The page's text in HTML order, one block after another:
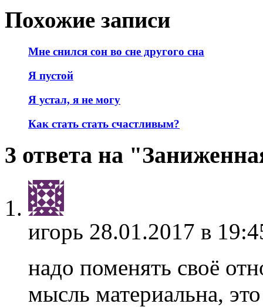
Похожие записи
Мне снился сон во сне другого сна
Я пустой
Я устал, я не могу
Как стать стать счастливым?
3 ответа на
игорь 28.01.2017 в
надо поменять своё
мысль материальна,